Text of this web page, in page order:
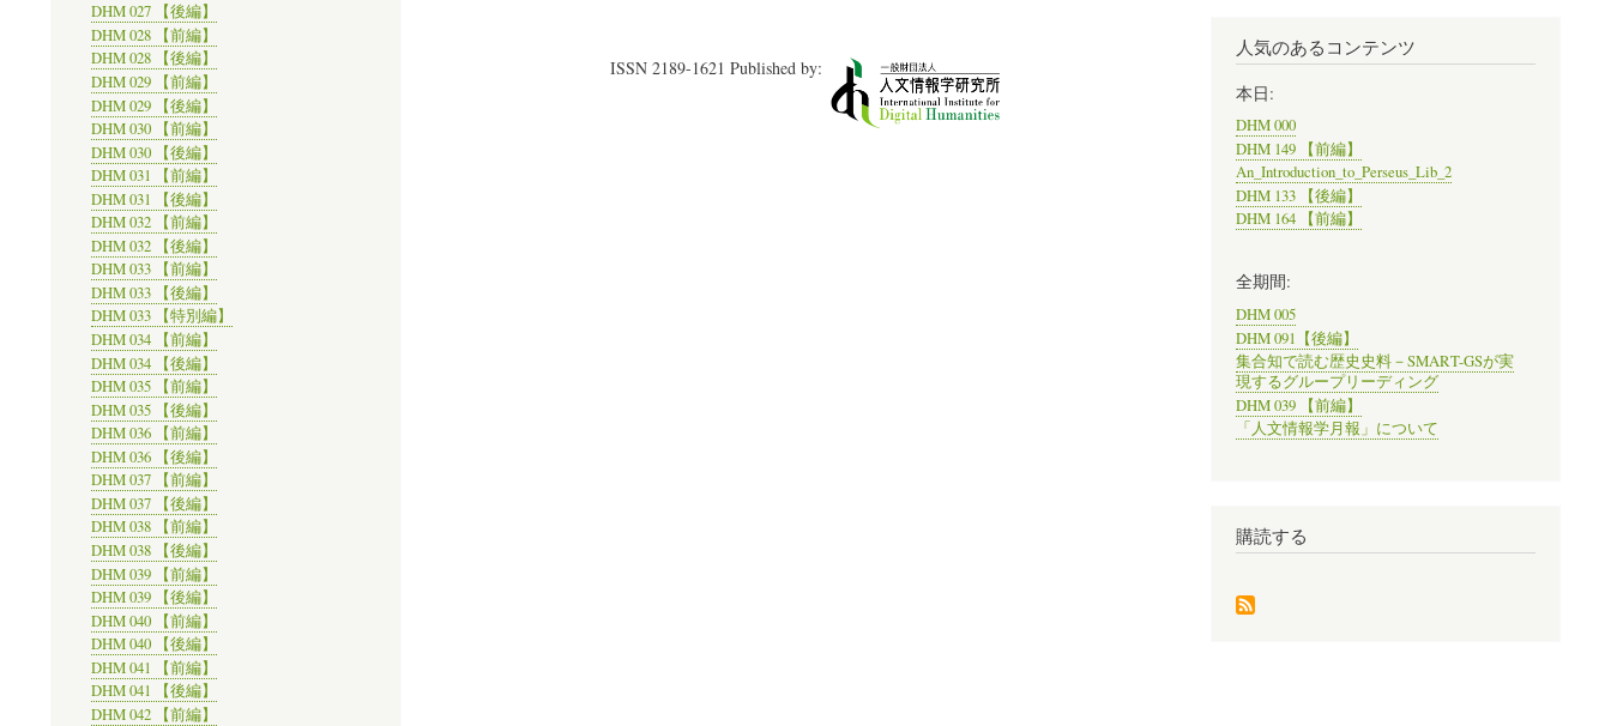
ISSN 2189-1621 Published by:
DHM 027 【後編】
DHM 028 【前編】
DHM 028 【後編】
DHM 029 【前編】
DHM 029 【後編】
DHM 030 【前編】
DHM 030 【後編】
DHM 031 【前編】
DHM 031 【後編】
DHM 032 【前編】
DHM 032 【後編】
DHM 033 【前編】
DHM 033 【後編】
DHM 033 【特別編】
DHM 034 【前編】
DHM 034 【後編】
DHM 035 【前編】
DHM 035 【後編】
DHM 036 【前編】
DHM 036 【後編】
DHM 037 【前編】
DHM 037 【後編】
DHM 038 【前編】
DHM 038 【後編】
DHM 039 【前編】
DHM 039 【後編】
DHM 040 【前編】
DHM 040 【後編】
DHM 041 【前編】
DHM 041 【後編】
DHM 042 【前編】
人気のあるコンテンツ
本日:
DHM 000
DHM 149 【前編】
An_Introduction_to_Perseus_Lib_2
DHM 133 【後編】
DHM 164 【前編】
全期間:
DHM 005
DHM 091【後編】
集合知で読む歴史史料－SMART-GSが実
現するグループリーディング
DHM 039 【前編】
「人文情報学月報」について
購読する